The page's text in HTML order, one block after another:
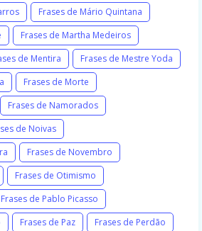
Frases de Mário Quintana
Frases de Martha Medeiros
de Mentira
Frases de Mestre Yoda
Frases de Morte
Frases de Namorados
de Noivas
Frases de Novembro
Frases de Otimismo
Frases de Pablo Picasso
Frases de Paz
Frases de Perdão